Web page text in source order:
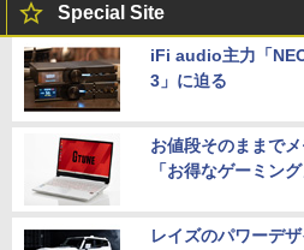
Special Site
iFi audio主力「
3」に迫る
お値段そのままで
「お得なゲーミング
レイズのパワーデ